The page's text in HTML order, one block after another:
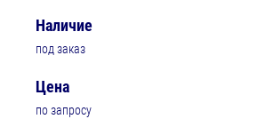
Наличие
под заказ
Цена
по запросу